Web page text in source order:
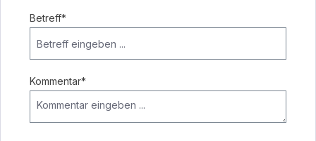
Betreff*
Kommentar*